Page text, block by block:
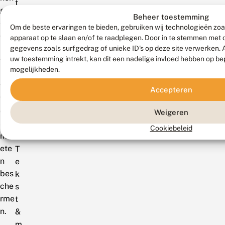
Beheer toestemming
Om de beste ervaringen te bieden, gebruiken wij technologieën
apparaat op te slaan en/of te raadplegen. Door in te stemmen
gegevens zoals surfgedrag of unieke ID's op deze site
uw toestemming intrekt, kan dit een nadelige invloed hebben op
mogelijkheden.
Accepteren
Weigeren
Cookiebeleid
gez
ove
waa
rom
we
vlin
der
mo
ete
n
bes
che
rme
n.
t
r
o
e
n
e
l
T
e
k
s
t
&